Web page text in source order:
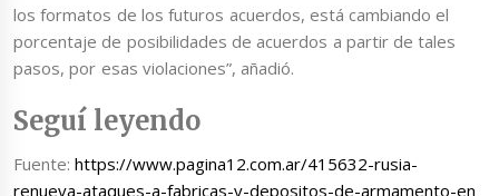
los formatos de los futuros acuerdos, está cambiando el
porcentaje de posibilidades de acuerdos a partir de tales
pasos, por esas violaciones”, añadió.
Seguí leyendo
Fuente:https://www.pagina12.com.ar/415632-rusia-
renueva-ataques-a-fabricas-y-depositos-de-armamento-en